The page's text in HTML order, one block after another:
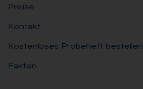
Preise
Kontakt
Kostenloses Probeheft bestellen
Fakten